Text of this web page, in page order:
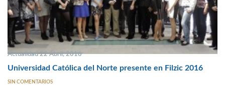
Actualidad 22 Abril, 2016
Universidad Católica del Norte presente en Filzic 2016
SIN COMENTARIOS